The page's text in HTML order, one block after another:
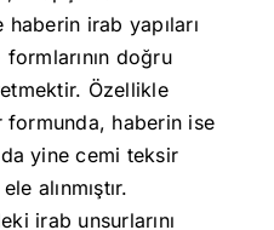
irab yapıları
doğru
Özellikle
formunda, haberin ise
yine cemi teksir
alınmıştır.
irab unsurlarını